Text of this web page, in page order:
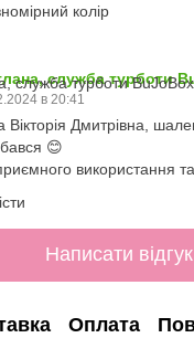
колір
служба турботи
в 20:41
Вікторія Дмитрівна,
😊
використання
Написати відгук
Оплата